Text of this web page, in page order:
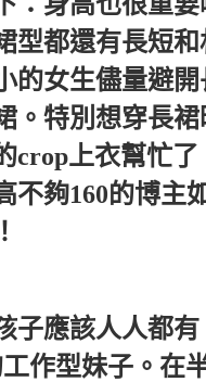
型都還有長短
的女生儘量避
。特別想穿長
crop上衣幫忙了
不夠160的博主
子應該人人都
作型妹子。在